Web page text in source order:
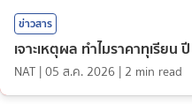
ข่าวสาร
เจาะเหตุผล ทำไมราคาทุเรีย
NAT |05 ส.ค. 2026 | 2 min read